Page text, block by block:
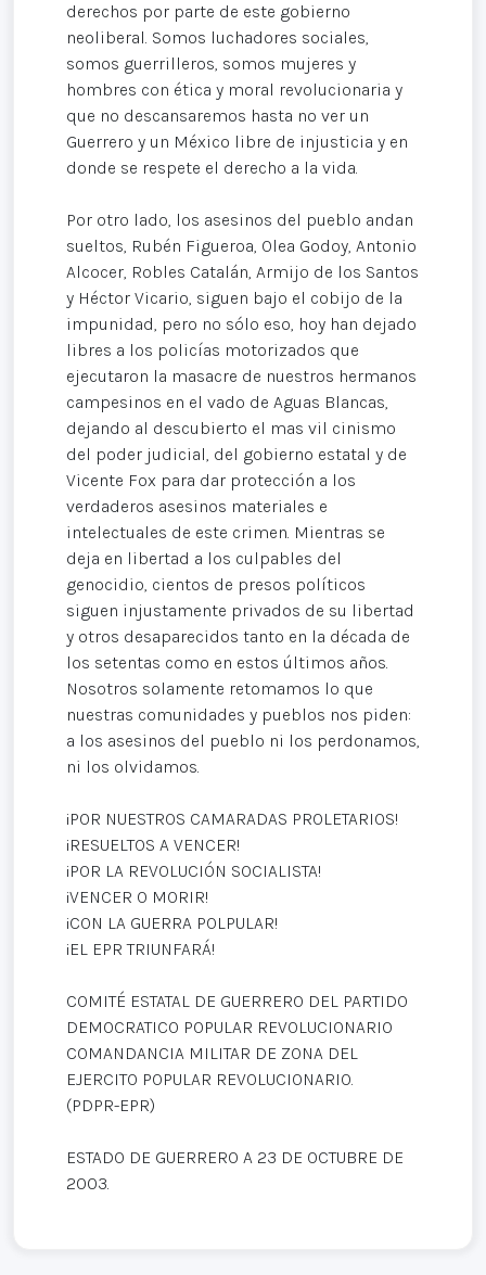
derechos por parte de este gobierno
neoliberal. Somos luchadores sociales,
somos guerrilleros, somos mujeres y
hombres con ética y moral revolucionaria y
que no descansaremos hasta no ver un
Guerrero y un México libre de injusticia y en
donde se respete el derecho a la vida.
Por otro lado, los asesinos del pueblo andan
sueltos, Rubén Figueroa, Olea Godoy, Antonio
Alcocer, Robles Catalán, Armijo de los Santos
y Héctor Vicario, siguen bajo el cobijo de la
impunidad, pero no sólo eso, hoy han dejado
libres a los policías motorizados que
ejecutaron la masacre de nuestros hermanos
campesinos en el vado de Aguas Blancas,
dejando al descubierto el mas vil cinismo
del poder judicial, del gobierno estatal y de
Vicente Fox para dar protección a los
verdaderos asesinos materiales e
intelectuales de este crimen. Mientras se
deja en libertad a los culpables del
genocidio, cientos de presos políticos
siguen injustamente privados de su libertad
y otros desaparecidos tanto en la década de
los setentas como en estos últimos años.
Nosotros solamente retomamos lo que
nuestras comunidades y pueblos nos piden:
a los asesinos del pueblo ni los perdonamos,
ni los olvidamos.
¡POR NUESTROS CAMARADAS PROLETARIOS!
¡RESUELTOS A VENCER!
¡POR LA REVOLUCIÓN SOCIALISTA!
¡VENCER O MORIR!
¡CON LA GUERRA POLPULAR!
¡EL EPR TRIUNFARÁ!
COMITÉ ESTATAL DE GUERRERO DEL PARTIDO
DEMOCRATICO POPULAR REVOLUCIONARIO
COMANDANCIA MILITAR DE ZONA DEL
EJERCITO POPULAR REVOLUCIONARIO.
(PDPR-EPR)
ESTADO DE GUERRERO A 23 DE OCTUBRE DE
2003.